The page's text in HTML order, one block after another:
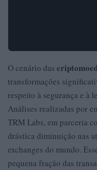
O cenário das
transformações
respeito à segurança e à
Análises realizadas por
TRM Labs, em parceria
drástica diminuição nas
exchanges do mundo.
pequena fração das